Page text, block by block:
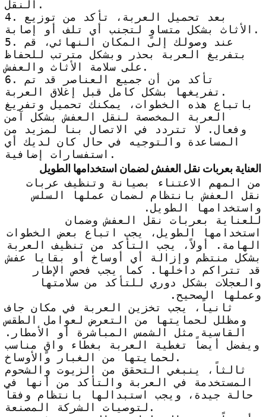
النقل.
4. بعد تحميل العربة، تأكد من توزيع
الأثاث بشكل متساوٍ لتجنب أي تلف أو إصابة.
5. عند وصولك إلى المكان النهائي، قم
بتفريغ العربة بحذر وبشكل مترتب للحفاظ
على سلامة الأثاث والعفش.
6. تأكد من أن جميع العناصر قد تم
تفريغها بشكل كامل قبل إغلاق العربة.
باتباع هذه الخطوات، يمكنك تحميل وتفريغ
العربة المخصصة لنقل العفش بشكل آمن
وفعال. لا تتردد في الاتصال بنا لمزيد من
المساعدة والتوجيه في حال كان لديك أي
استفسارات إضافية.
العناية بعربات نقل العفش لضمان استخدامها الطويل
من المهم الاعتناء بصيانة وتنظيف عربات
نقل العفش بانتظام لضمان عملها السلس
واستخدامها الطويل.
للعناية بعربات نقل العفش وضمان
استخدامها الطويل، يجب اتباع بعض الخطوات
الهامة. أولاً، يجب التأكد من تنظيف العربة
بشكل منتظم وإزالة أي أوساخ أو بقايا عفش
قد تتراكم داخلها. كما يجب فحص الإطار
والعجلات بشكل دوري للتأكد من سلامتها
وعملها الصحيح.
ثانياً، يجب تخزين العربة في مكان جاف
ومظلل لحمايتها من التعرض لعوامل الطقس
القاسية مثل الشمس المباشرة أو الأمطار.
ويفضل أيضاً تغطية العربة بغطاء واقٍ مناسب
لحمايتها من الغبار والأوساخ.
ثالثاً، ينبغي التحقق من الزيوت والشحوم
المستخدمة في العربة والتأكد من أنها في
حالة جيدة، ويجب استبدالها بانتظام وفقاً
لتوصيات الشركة المصنعة.